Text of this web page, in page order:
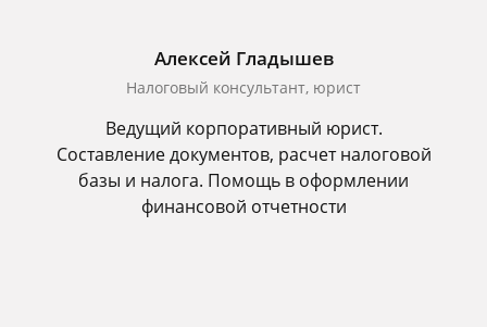
Алексей Гладышев
Налоговый консультант, юрист
Ведущий корпоративный юрист.
Составление документов, расчет налоговой
базы и налога. Помощь в оформлении
финансовой отчетности